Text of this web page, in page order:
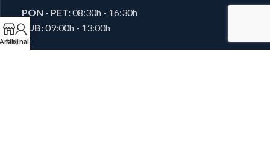
PON - PET:08:30h - 16:30h
SUB:09:00h - 13:00h
Artikli
Moj nalog